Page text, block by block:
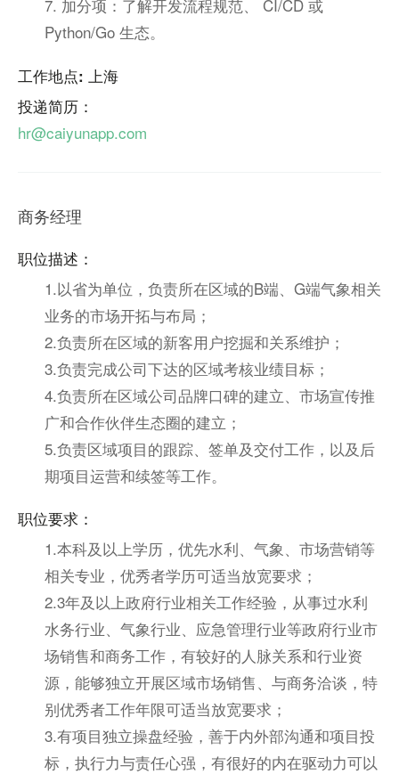
7. 加分项：了解开发流程规范、 CI/CD 或
Python/Go 生态。
工作地点: 上海
投递简历：
hr@caiyunapp.com
商务经理
职位描述：
1.以省为单位，负责所在区域的B端、G端气象相关
业务的市场开拓与布局；
2.负责所在区域的新客用户挖掘和关系维护；
3.负责完成公司下达的区域考核业绩目标；
4.负责所在区域公司品牌口碑的建立、市场宣传推
广和合作伙伴生态圈的建立；
5.负责区域项目的跟踪、签单及交付工作，以及后
期项目运营和续签等工作。
职位要求：
1.本科及以上学历，优先水利、气象、市场营销等
相关专业，优秀者学历可适当放宽要求；
2.3年及以上政府行业相关工作经验，从事过水利
水务行业、气象行业、应急管理行业等政府行业市
场销售和商务工作，有较好的人脉关系和行业资
源，能够独立开展区域市场销售、与商务洽谈，特
别优秀者工作年限可适当放宽要求；
3.有项目独立操盘经验，善于内外部沟通和项目投
标，执行力与责任心强，有很好的内在驱动力可以